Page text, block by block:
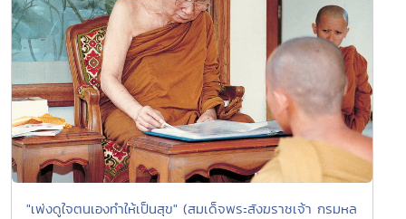
"เพ่งดูใจตนเองทำให้เป็นสุข" (สมเด็จพระสังฆราชเจ้า กรมหล